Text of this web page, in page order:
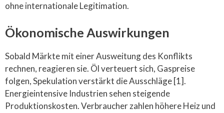
ohne internationale Legitimation.
Ökonomische Auswirkungen
Sobald Märkte mit einer Ausweitung des Konflikts
rechnen, reagieren sie. Öl verteuert sich, Gaspreise
folgen, Spekulation verstärkt die Ausschläge [1].
Energieintensive Industrien sehen steigende
Produktionskosten. Verbraucher zahlen höhere Heiz und